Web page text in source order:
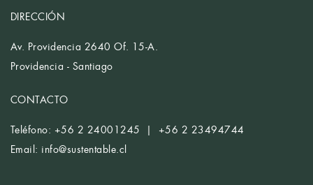
DIRECCIÓN
Av. Providencia 2640 Of. 15-A.
Providencia - Santiago
CONTACTO
Teléfono: +56 2 24001245 | +56 2 23494744
Email: info@sustentable.cl